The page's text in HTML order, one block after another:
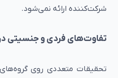
شرکت‌کننده ارائه نمی‌شود.
تفاوت‌های فردی و جنسیتی
تحقیقات متعددی روی